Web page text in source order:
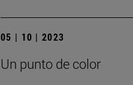
05 | 10 | 2023
Un punto de color